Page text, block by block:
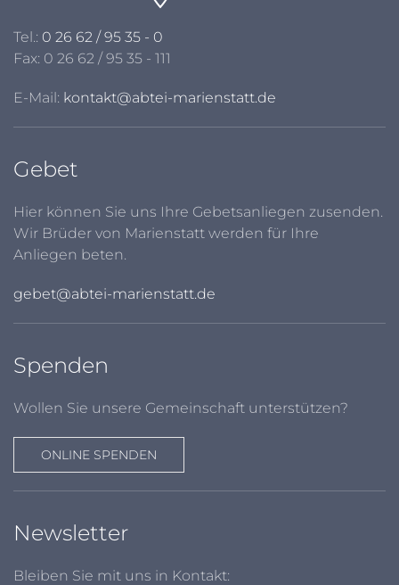
Tel.: 0 26 62 / 95 35 - 0
Fax: 0 26 62 / 95 35 - 111
E-Mail: kontakt@abtei-marienstatt.de
Gebet
Hier können Sie uns Ihre Gebetsanliegen zusenden.
Wir Brüder von Marienstatt werden für Ihre
Anliegen beten.
gebet@abtei-marienstatt.de
Spenden
Wollen Sie unsere Gemeinschaft unterstützen?
ONLINE SPENDEN
Newsletter
Bleiben Sie mit uns in Kontakt: